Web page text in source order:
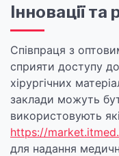
Інновації
Співпраця з
сприяти доступу до
хірургічних
заклади можуть
використовують
https://
для надання